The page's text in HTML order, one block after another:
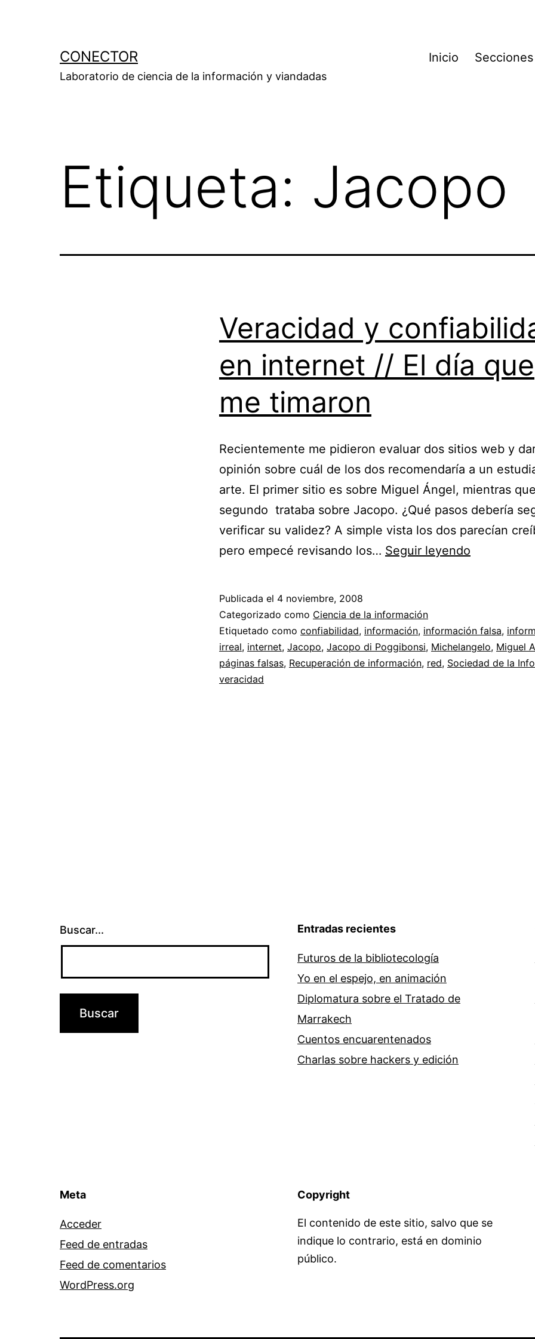
CONECTOR
Laboratorio de ciencia de la información y viandadas
Inicio Secciones
Etiqueta: Jacopo
Veracidad y
en internet // El día que
me timaron
Recientemente me pidieron evaluar dos sitios web y
opinión sobre cuál de los dos recomendaría a un
arte. El primer sitio es sobre Miguel Ángel, mientras
segundo trataba sobre Jacopo. ¿Qué pasos debería
verificar su validez? A simple vista los dos parecían
pero empecé revisando los… Seguir leyendo
internet
//
El
Publicada el 4 noviembre, 2008
Categorizado como Ciencia de la información
Etiquetado como confiabilidad, información, información falsa,
irreal, internet, Jacopo, Jacopo di Poggibonsi, Michelangelo, Miguel
páginas falsas, Recuperación de información, red, Sociedad de la
veracidad
Buscar... Entradas recientes
Futuros de la bibliotecología
Yo en el espejo, en animación
Diplomatura sobre el Tratado de
Marrakech
Cuentos encuarentenados
Charlas sobre hackers y edición
Meta
Acceder
Feed de entradas
Feed de comentarios
WordPress.org
Copyright
El contenido de este sitio, salvo que se
indique lo contrario, está en dominio
público.